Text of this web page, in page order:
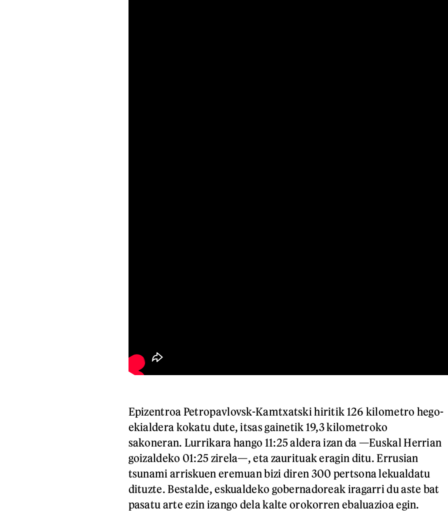
Epizentroa Petropavlovsk-Kamtxatski hiritik 126 kilometro hego-
ekialdera kokatu dute, itsas gainetik 19,3 kilometroko
sakoneran. Lurrikara hango 11:25 aldera izan da —Euskal Herrian
goizaldeko 01:25 zirela—, eta zaurituak eragin ditu. Errusian
tsunami arriskuen eremuan bizi diren 300 pertsona lekualdatu
dituzte. Bestalde, eskualdeko gobernadoreak iragarri du aste bat
pasatu arte ezin izango dela kalte orokorren ebaluazioa egin.